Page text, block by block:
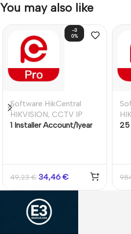
You may also like
-3
0%
Software HikCentral
HIKVISION, CCTV IP
1 Installer Account/1year
49,23€ 34,46 €
25